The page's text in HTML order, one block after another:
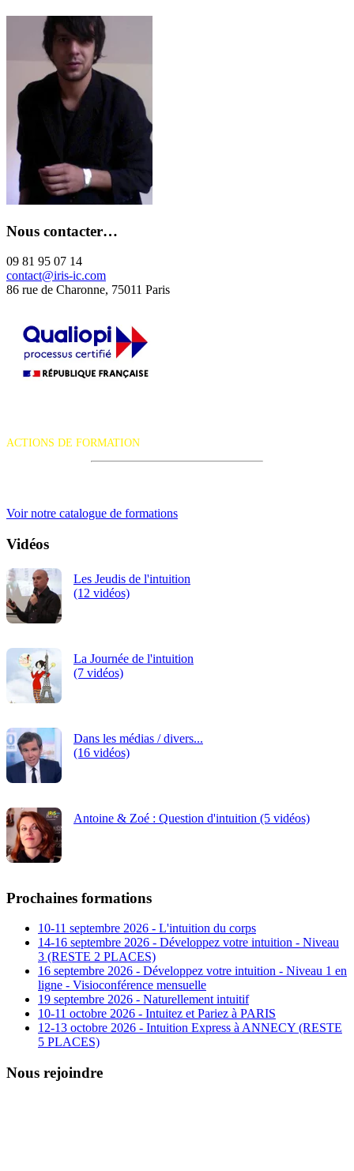
Nous contacter…
09 81 95 07 14
contact@iris-ic.com
86 rue de Charonne, 75011 Paris
ACTIONS DE FORMATION
Voir notre catalogue de formations
Vidéos
Les Jeudis de l'intuition
(12 vidéos)
La Journée de l'intuition
(7 vidéos)
Dans les médias / divers...
(16 vidéos)
Antoine & Zoé : Question d'intuition (5 vidéos)
Prochaines formations
10-11 septembre 2026 - L'intuition du corps
14-16 septembre 2026 - Développez votre intuition - Niveau
3 (RESTE 2 PLACES)
16 septembre 2026 - Développez votre intuition - Niveau 1 en
ligne - Visioconférence mensuelle
19 septembre 2026 - Naturellement intuitif
10-11 octobre 2026 - Intuitez et Pariez à PARIS
12-13 octobre 2026 - Intuition Express à ANNECY (RESTE
5 PLACES)
Nous rejoindre